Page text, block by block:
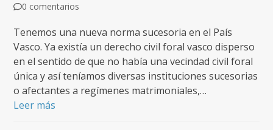
0 comentarios
Tenemos una nueva norma sucesoria en el País
Vasco. Ya existía un derecho civil foral vasco disperso
en el sentido de que no había una vecindad civil foral
única y así teníamos diversas instituciones sucesorias
o afectantes a regímenes matrimoniales,…
Leer más